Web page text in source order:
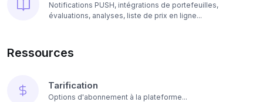
Notifications PUSH, intégrations de portefeuilles,
évaluations, analyses, liste de prix en ligne...
Ressources
Tarification
Options d'abonnement à la plateforme...